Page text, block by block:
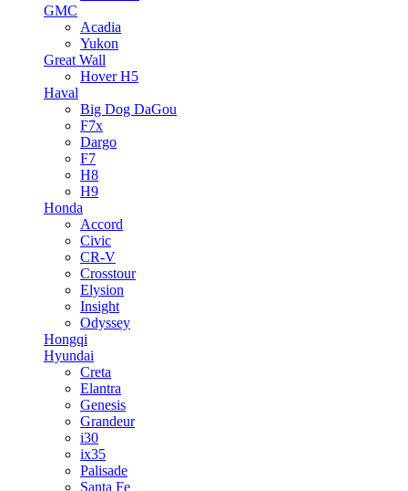
GMC
Acadia
Yukon
Great Wall
Hover H5
Haval
Big Dog DaGou
F7x
Dargo
F7
H8
H9
Honda
Accord
Civic
CR-V
Crosstour
Elysion
Insight
Odyssey
Hongqi
Hyundai
Creta
Elantra
Genesis
Grandeur
i30
ix35
Palisade
Santa Fe